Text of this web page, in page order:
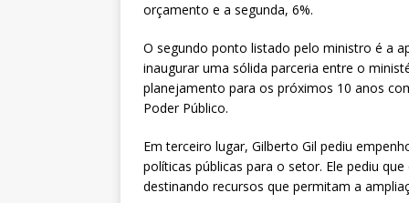
orçamento e a segunda, 6%.
O segundo ponto listado pelo ministro é a
inaugurar uma sólida parceria entre o
planejamento para os próximos 10 anos
Poder Público.
Em terceiro lugar, Gilberto Gil pediu
políticas públicas para o setor. Ele pediu
destinando recursos que permitam a